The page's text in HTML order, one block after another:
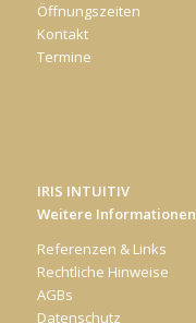
Öffnungszeiten
Kontakt
Termine
IRIS INTUITIV
Weitere Informationen
Referenzen & Links
Rechtliche Hinweise
AGBs
Datenschutz